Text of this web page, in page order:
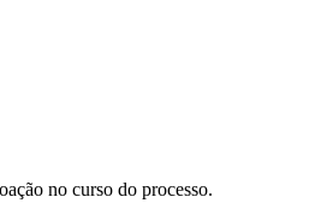
no curso do processo.